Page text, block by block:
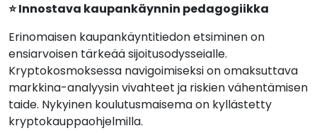
⭐ Innostava kaupankäynnin pedagogiikka
Erinomaisen kaupankäyntitiedon etsiminen on
ensiarvoisen tärkeää sijoitusodysseialle.
Kryptokosmoksessa navigoimiseksi on omaksuttava
markkina-analyysin vivahteet ja riskien vähentämisen
taide. Nykyinen koulutusmaisema on kyllästetty
kryptokauppaohjelmilla.